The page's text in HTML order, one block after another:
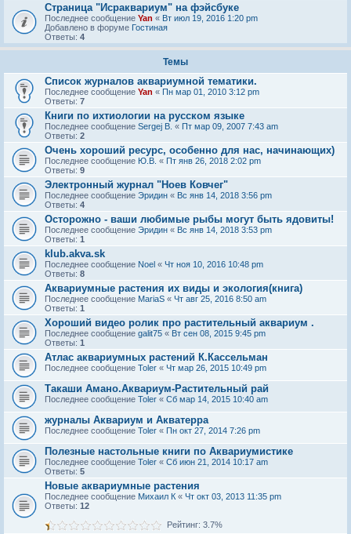
Страница "Исраквариум" на фэйсбуке
Последнее сообщение Yan « Вт июл 19, 2016 1:20 pm
Добавлено в форуме Гостиная
Ответы: 4
Темы
Список журналов аквариумной тематики.
Последнее сообщение Yan « Пн мар 01, 2010 3:12 pm
Ответы: 7
Книги по ихтиологии на русском языке
Последнее сообщение Sergej B. « Пт мар 09, 2007 7:43 am
Ответы: 2
Очень хороший ресурс, особенно для нас, начинающих)
Последнее сообщение Ю.В. « Пт янв 26, 2018 2:02 pm
Ответы: 9
Электронный журнал "Ноев Ковчег"
Последнее сообщение Эридин « Вс янв 14, 2018 3:56 pm
Ответы: 4
Осторожно - ваши любимые рыбы могут быть ядовиты!
Последнее сообщение Эридин « Вс янв 14, 2018 3:53 pm
Ответы: 1
klub.akva.sk
Последнее сообщение Noel « Чт ноя 10, 2016 10:48 pm
Ответы: 8
Аквариумные растения их виды и экология(книга)
Последнее сообщение MariaS « Чт авг 25, 2016 8:50 am
Ответы: 1
Хороший видео ролик про растительный аквариум .
Последнее сообщение galit75 « Вт сен 08, 2015 9:45 pm
Ответы: 1
Атлас аквариумных растений К.Кассельман
Последнее сообщение Toler « Чт мар 26, 2015 10:49 pm
Такаши Амано.Аквариум-Растительный рай
Последнее сообщение Toler « Сб мар 14, 2015 10:40 am
журналы Аквариум и Акватерра
Последнее сообщение Toler « Пн окт 27, 2014 7:26 pm
Полезные настольные книги по Аквариумистике
Последнее сообщение Toler « Сб июн 21, 2014 10:17 am
Ответы: 5
Новые аквариумные растения
Последнее сообщение Михаил К « Чт окт 03, 2013 11:35 pm
Ответы: 12
Рейтинг: 3.7%